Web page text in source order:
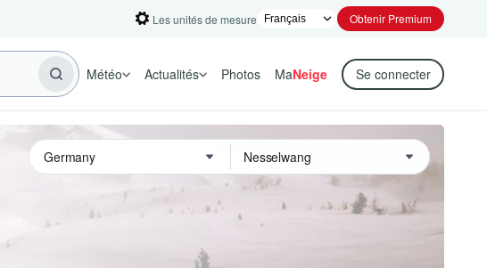
Les unités de mesure Obtenir Premium
Météo Actualités Photos MaNeige Se connecter